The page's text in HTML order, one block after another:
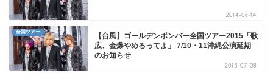
2014-06-14
全国ツアー
【台風】ゴールデンボンバー全国ツアー2015「歌
広、金爆やめるってよ」 7/10・11沖縄公演延期
のお知らせ
2015-07-08